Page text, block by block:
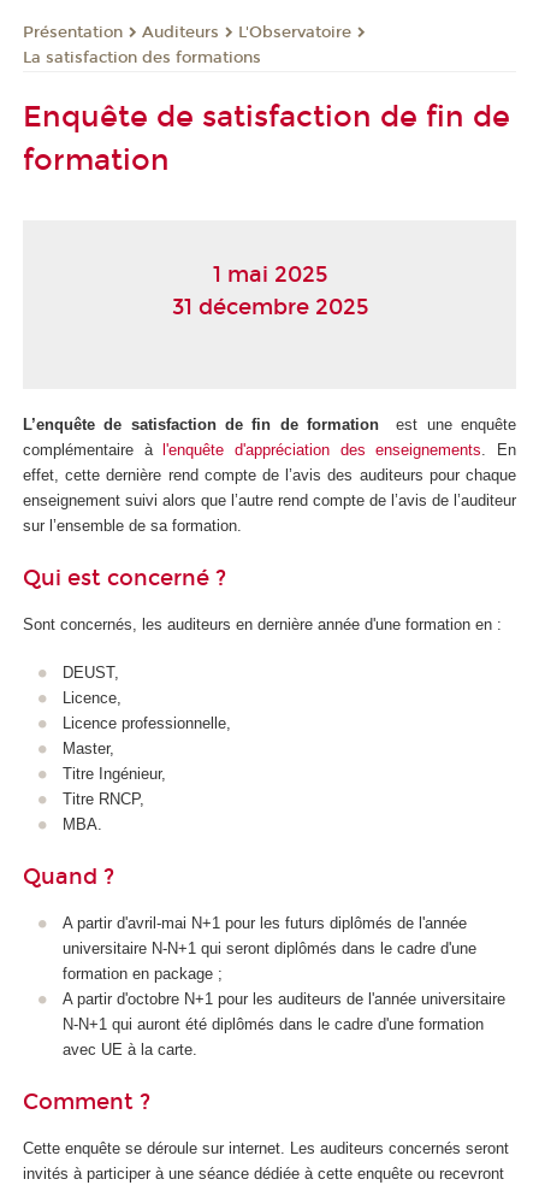
Présentation Auditeurs
L'Observatoire
La satisfaction des formations
Enquête de satisfaction de fin de
formation
1 mai 2025
31 décembre 2025
L’enquête de satisfaction de fin de formation
est une enquête
complémentaire à
l'enquête d'appréciation des enseignements. En
effet, cette dernière rend compte de l’avis des auditeurs pour chaque
enseignement suivi alors que l’autre rend compte de l’avis de l’auditeur
sur l’ensemble de sa formation.
Qui est concerné ?
Sont concernés, les auditeurs en dernière année d'une formation en :
DEUST,
Licence,
Licence professionnelle,
Master,
Titre Ingénieur,
Titre RNCP,
MBA.
Quand ?
A partir d'avril-mai N+1 pour les futurs diplômés de l'année
universitaire N-N+1 qui seront diplômés dans le cadre d'une
formation en package;
A partir d'octobre N+1 pour les auditeurs de l'année universitaire
N-N+1 qui auront été diplômés dans le cadre d'une formation
avec UE à la carte.
Comment ?
Cette enquête se déroule sur internet. Les auditeurs concernés seront
invités à participer à une séance dédiée à cette enquête ou recevront